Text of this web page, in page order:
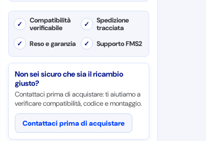
✓
Compatibilità
verificabile
✓
Spedizione
tracciata
✓
Reso e garanzia ✓ Supporto FMS2
Non sei sicuro che sia il ricambio
giusto?
Contattaci prima di acquistare: ti aiutiamo a
verificare compatibilità, codice e montaggio.
Contattaci prima di acquistare